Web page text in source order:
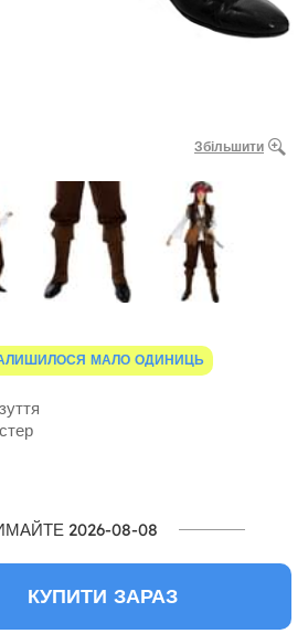
Збільшити
МАЛО ОДИНИЦЬ
2026-08-08
КУПИТИ ЗАРАЗ